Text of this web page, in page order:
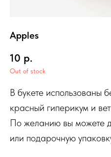
Apples
10 р.
Out of stock
В букете использованы
красный гиперикум и
По желанию вы можете
или подарочную